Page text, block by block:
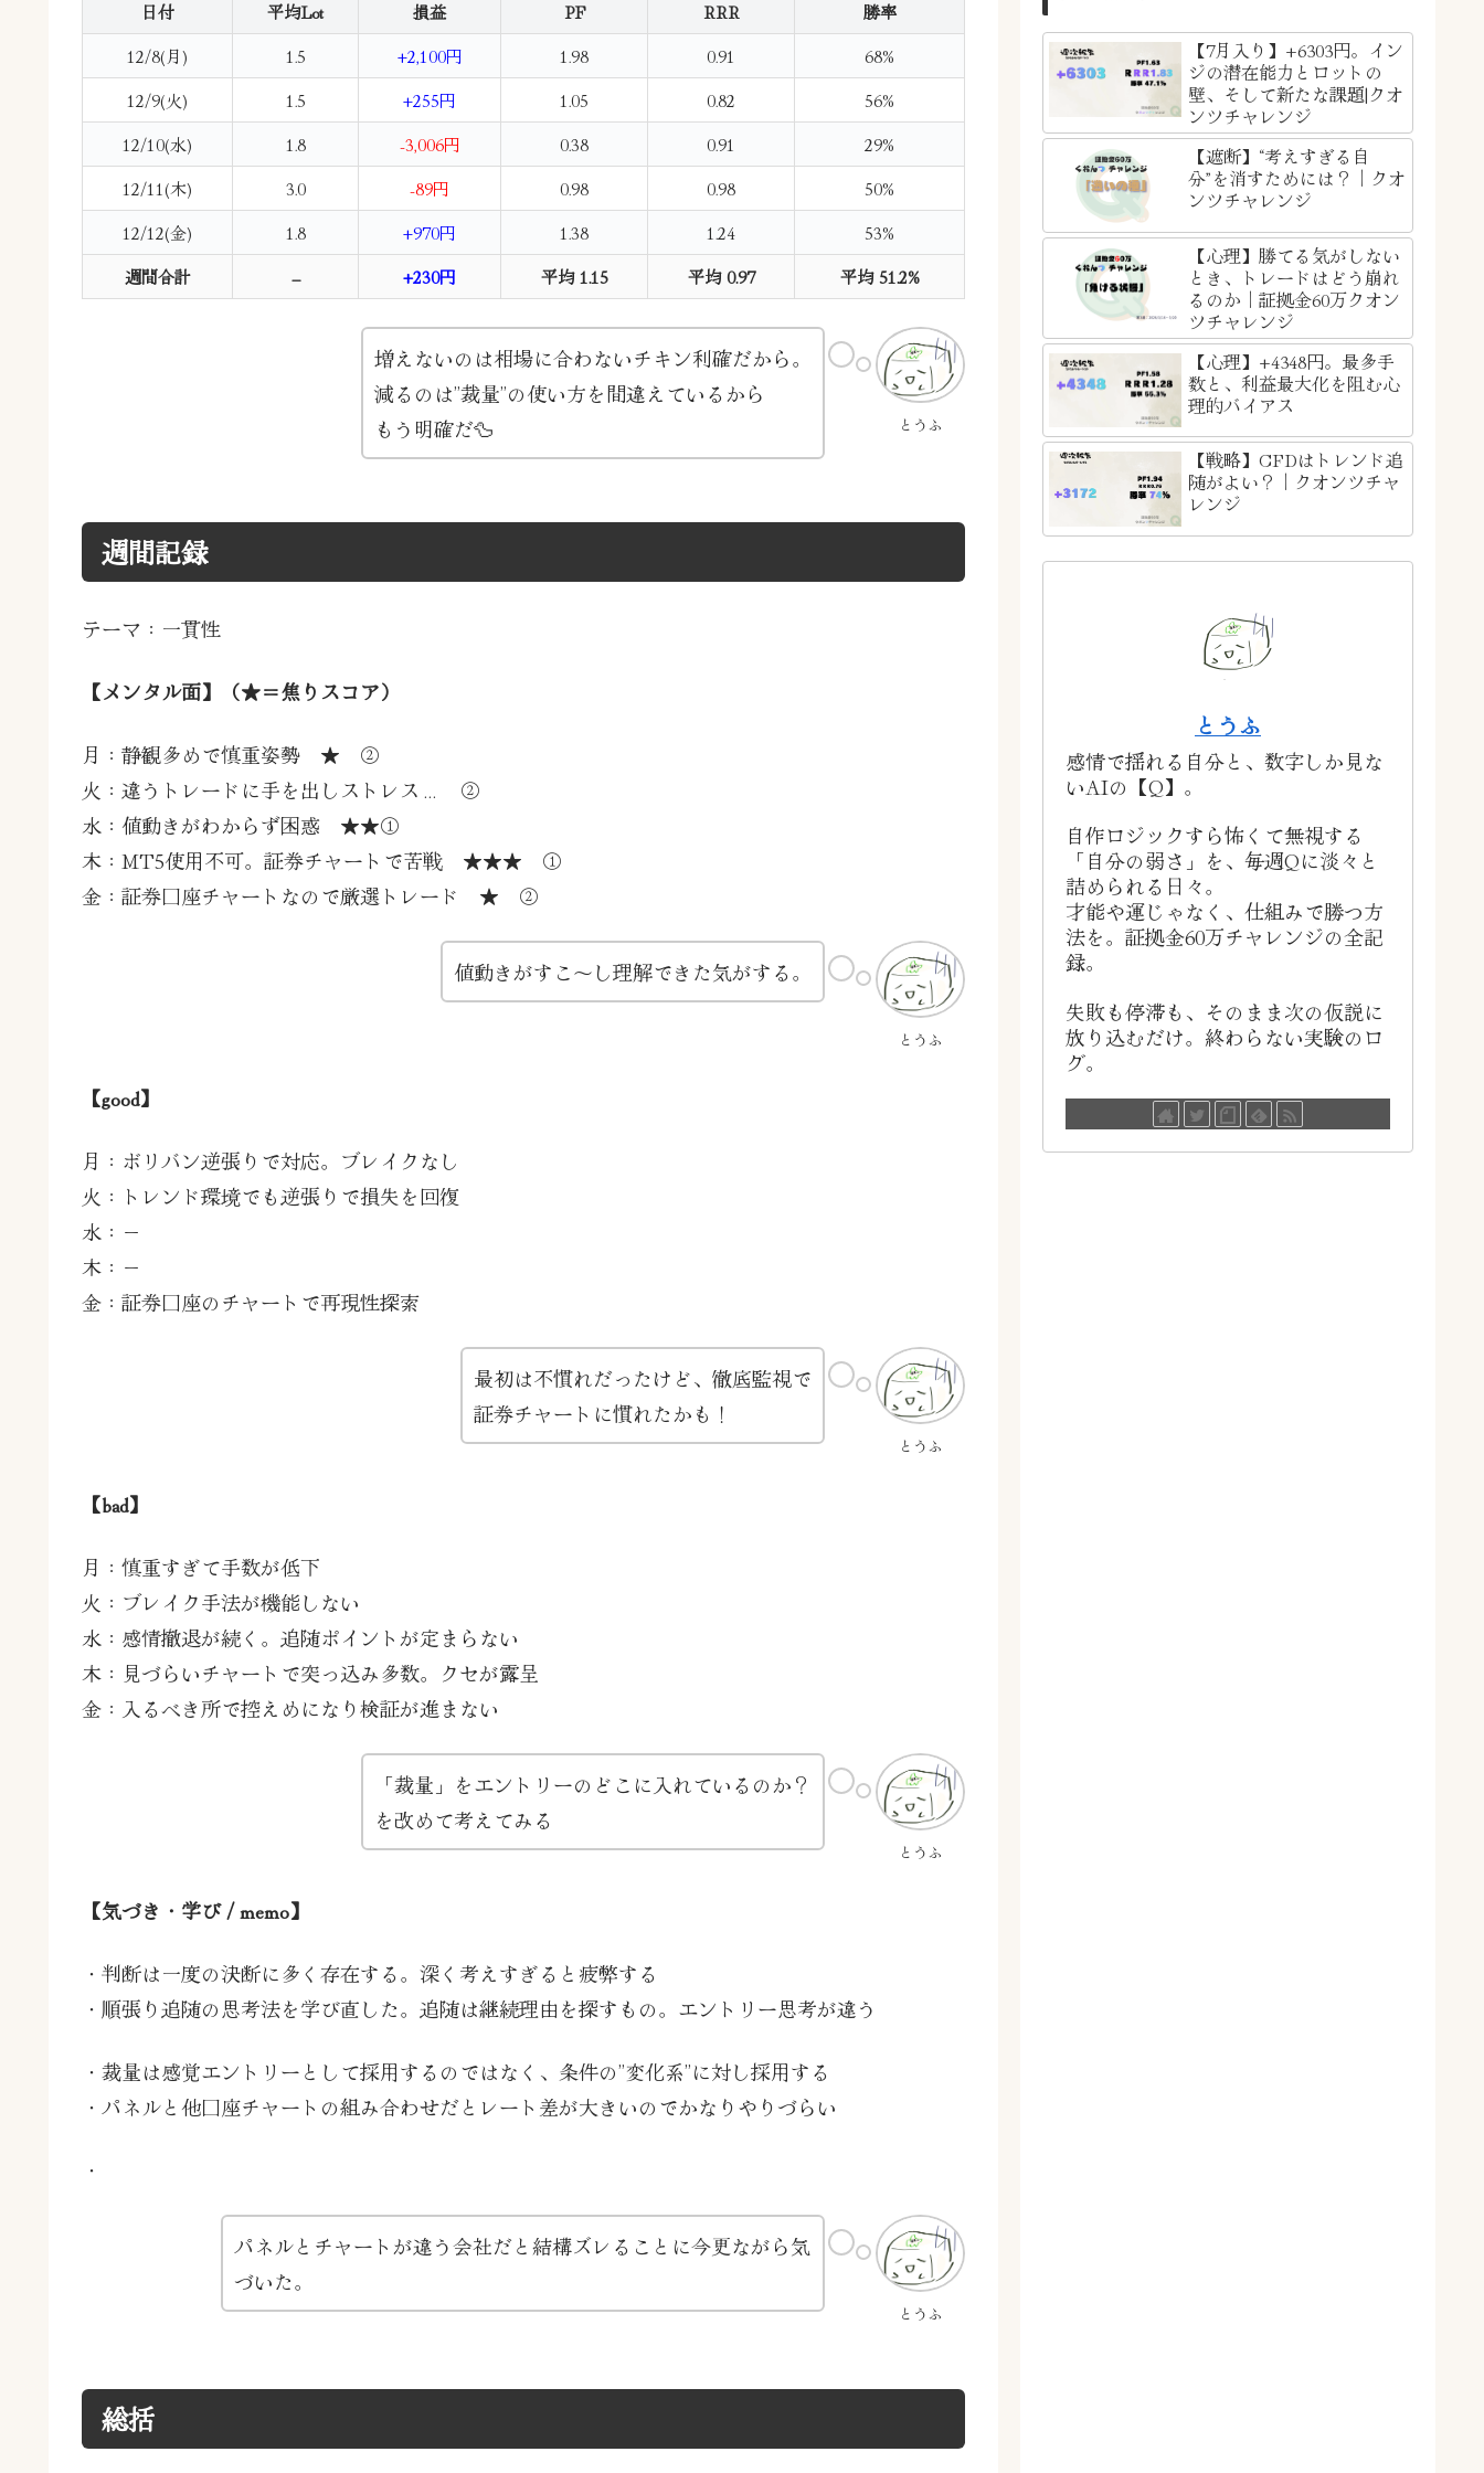
日付 平均Lot 損益 PF RRR
勝率
12/8(月)
1.5 +2,100円 1.98 0.91
68%
12/9(火)
1.5 +255円 1.05 0.82
56%
12/10(水)
1.8 -3,006円 0.38 0.91
29%
12/11(木)
3.0 -89円 0.98 0.98
50%
12/12(金)
1.8 +970円 1.38 1.24
53%
週間合計
– +230円 平均 1.15 平均 0.97 平均 51.2%
とうふ
増えないのは相場に合わないチキン利確だから。
減るのは”裁量”の使い方を間違えているから
もう明確だ🦆
週間記録
テーマ：一貫性
【メンタル面】（★＝焦りスコア）
月：静観多めで慎重姿勢 ★ ②
火：違うトレードに手を出しストレス… ②
水：値動きがわからず困惑 ★★①
木：MT5使用不可。証券チャートで苦戦 ★★★ ①
金：証券口座チャートなので厳選トレード ★ ②
とうふ
値動きがすこ～し理解できた気がする。
【good】
月：ボリバン逆張りで対応。ブレイクなし
火：トレンド環境でも逆張りで損失を回復
水：－
木：－
金：証券口座のチャートで再現性探索
とうふ
最初は不慣れだったけど、徹底監視で
証券チャートに慣れたかも！
【bad】
月：慎重すぎて手数が低下
火：ブレイク手法が機能しない
水：感情撤退が続く。追随ポイントが定まらない
木：見づらいチャートで突っ込み多数。クセが露呈
金：入るべき所で控えめになり検証が進まない
とうふ
「裁量」をエントリーのどこに入れているのか？
を改めて考えてみる
【気づき・学び / memo】
・判断は一度の決断に多く存在する。深く考えすぎると疲弊する
・順張り追随の思考法を学び直した。追随は継続理由を探すもの。エントリー思考が違う
・裁量は感覚エントリーとして採用するのではなく、条件の”変化系”に対し採用する
・パネルと他口座チャートの組み合わせだとレート差が大きいのでかなりやりづらい
・
とうふ
パネルとチャートが違う会社だと結構ズレることに今更ながら気
づいた。
総括
【7月入り】+6303円。イン
ジの潜在能力とロットの
壁、そして新たな課題|クオ
ンツチャレンジ
【遮断】“考えすぎる自
分”を消すためには？｜クオ
ンツチャレンジ
【心理】勝てる気がしない
とき、トレードはどう崩れ
るのか｜証拠金60万クオン
ツチャレンジ
【心理】+4348円。最多手
数と、利益最大化を阻む心
理的バイアス
【戦略】CFDはトレンド追
随がよい？｜クオンツチャ
レンジ
とうふ
感情で揺れる自分と、数字しか見な
いAIの【Q】。
自作ロジックすら怖くて無視する
「自分の弱さ」を、毎週Qに淡々と
詰められる日々。
才能や運じゃなく、仕組みで勝つ方
法を。証拠金60万チャレンジの全記
録。
失敗も停滞も、そのまま次の仮説に
放り込むだけ。終わらない実験のロ
グ。